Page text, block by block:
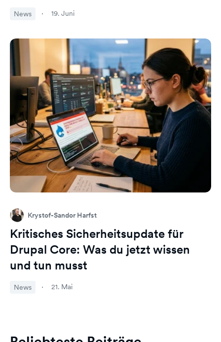
News 19. Juni
Krystof-Sandor Harfst
Kritisches Sicherheitsupdate für
Drupal Core: Was du jetzt wissen
und tun musst
News 21. Mai